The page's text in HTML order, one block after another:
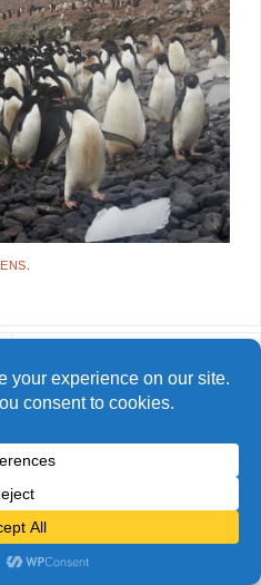
- Tous droits réservés
PARABOLA